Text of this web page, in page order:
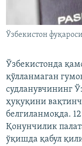
Ўзбекистон
Ўзбекистонда
қўлланмаган
судланувчининг
ҳуқуқини
белгиланмоқда.
Қонунчилик
ўқишда қабул